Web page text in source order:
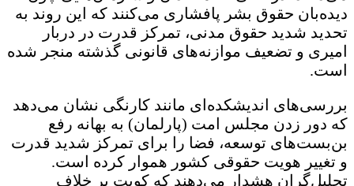
دیده‌بان حقوق بشر پافشاری می‌کنند که این روند به
تحدید شدید حقوق مدنی، تمرکز قدرت در دربار
امیری و تضعیف موازنه‌های قانونی گذشته منجر شده
است.
بررسی‌های اندیشکده‌ای مانند کارنگی نشان می‌دهد
که دور زدن مجلس امت (پارلمان) به بهانه رفع
بن‌بست‌های توسعه، فضا را برای تمرکز شدید قدرت
و تغییر هویت حقوقی کشور هموار کرده است.
تحلیل‌گران هشدار می‌دهند که کویت بر خلاف